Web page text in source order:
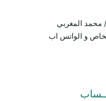
/ محمد المغربي
و الواتس اب